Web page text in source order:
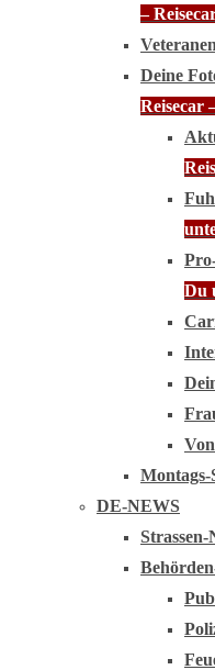
–
Deine
Reisecar
Du
Montags-
DE-NEWS
Strassen-